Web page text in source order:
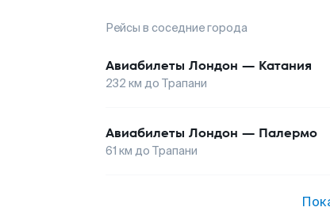
Рейсы в соседние города
Авиабилеты Лондон — Катания
232 км до Трапани
Авиабилеты Лондон — Палермо
61 км до Трапани